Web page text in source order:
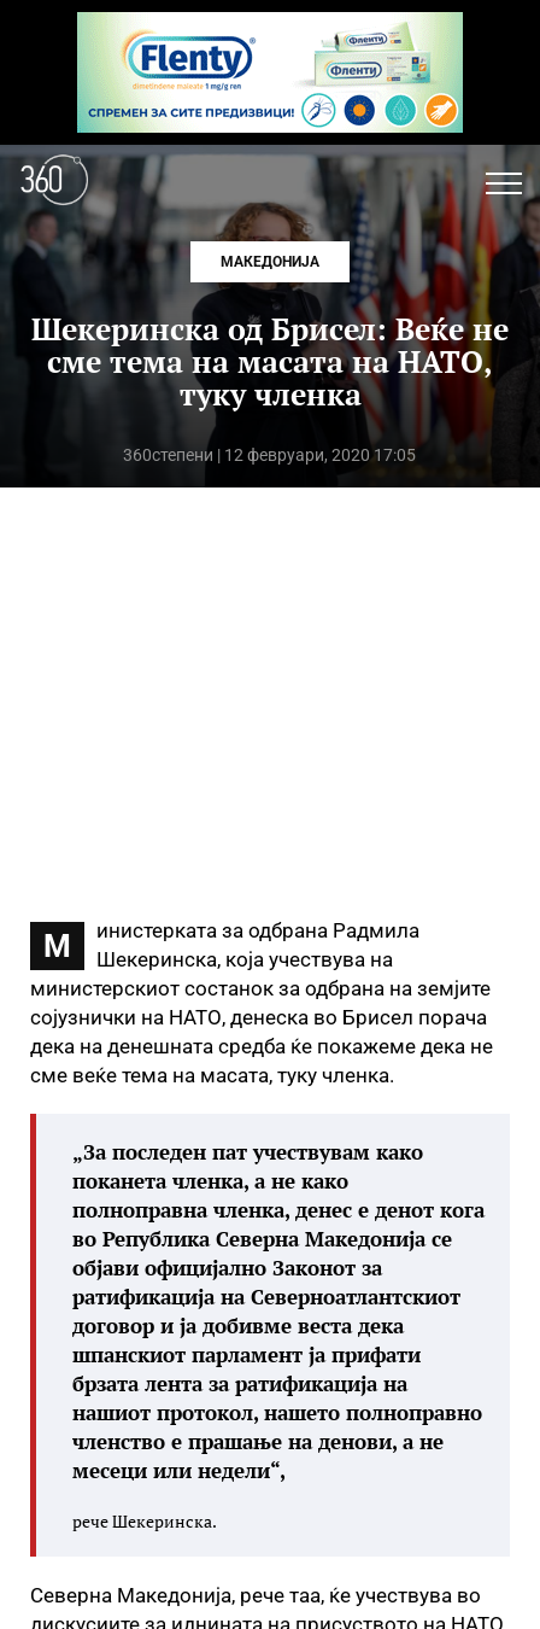
МАКЕДОНИЈА
Шекеринска од Брисел: Веќе не
сме тема на масата на НАТО,
туку членка
360степени | 12 февруари, 2020 17:05
М
инистерката за одбрана Радмила
Шекеринска, која учествува на
министерскиот состанок за одбрана на земјите
сојузнички на НАТО, денеска во Брисел порача
дека на денешната средба ќе покажеме дека не
сме веќе тема на масата, туку членка.
„За последен пат учествувам како
поканета членка, а не како
полноправна членка, денес е денот кога
во Република Северна Македонија се
објави официјално Законот за
ратификација на Северноатлантскиот
договор и ја добивме веста дека
шпанскиот парламент ја прифати
брзата лента за ратификација на
нашиот протокол, нашето полноправно
членство е прашање на денови, а не
месеци или недели“,
рече Шекеринска.
Северна Македонија, рече таа, ќе учествува во
дискусиите за иднината на присуството на НАТО